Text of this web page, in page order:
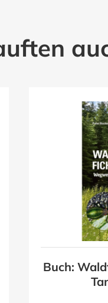
Buch: